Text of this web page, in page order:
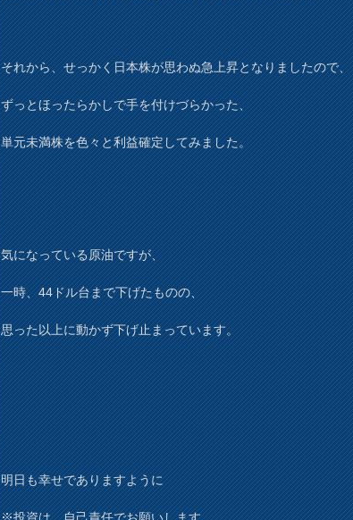
それから、せっかく日本株が思わぬ急上昇となりましたので、
ずっとほったらかしで手を付けづらかった、
単元未満株を色々と利益確定してみました。
気になっている原油ですが、
一時、44ドル台まで下げたものの、
思った以上に動かず下げ止まっています。
明日も幸せでありますように
※投資は、自己責任でお願いします。